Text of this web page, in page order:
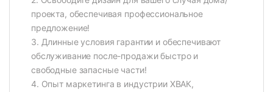
проекта, обеспечивая профессиональное
предложение!
3. Длинные условия гарантии и обеспечивают
обслуживание после-продажи быстро и
свободные запасные части!
4. Опыт маркетинга в индустрии ХВАК,